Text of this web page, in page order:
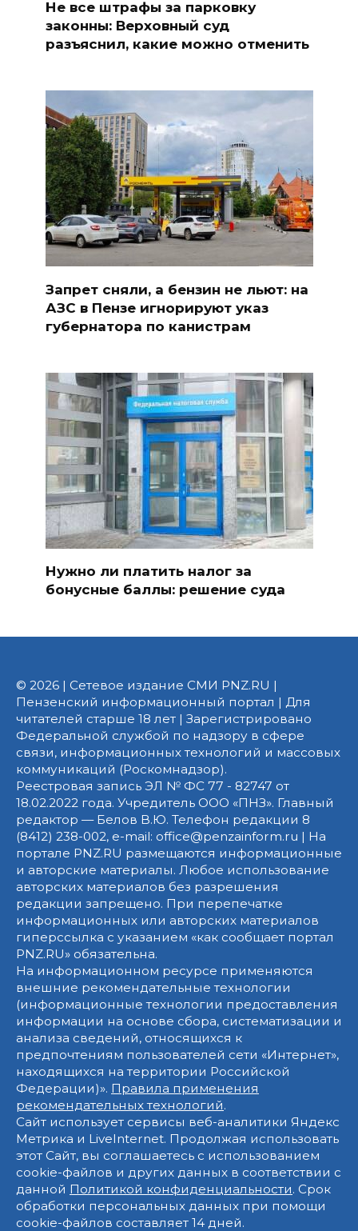
Не все штрафы за парковку
законны: Верховный суд
разъяснил, какие можно отменить
Запрет сняли, а бензин не льют: на
АЗС в Пензе игнорируют указ
губернатора по канистрам
Нужно ли платить налог за
бонусные баллы: решение суда
© 2026 | Сетевое издание СМИ PNZ.RU |
Пензенский информационный портал | Для
читателей старше 18 лет | Зарегистрировано
Федеральной службой по надзору в сфере
связи, информационных технологий и массовых
коммуникаций (Роскомнадзор).
Реестровая запись ЭЛ № ФС 77 - 82747 от
18.02.2022 года. Учредитель ООО «ПНЗ». Главный
редактор — Белов В.Ю. Телефон редакции 8
(8412) 238-002, e-mail: office@penzainform.ru | На
портале PNZ.RU размещаются информационные
и авторские материалы. Любое использование
авторских материалов без разрешения
редакции запрещено. При перепечатке
информационных или авторских материалов
гиперссылка с указанием «как сообщает портал
PNZ.RU» обязательна.
На информационном ресурсе применяются
внешние рекомендательные технологии
(информационные технологии предоставления
информации на основе сбора, систематизации и
анализа сведений, относящихся к
предпочтениям пользователей сети «Интернет»,
находящихся на территории Российской
Федерации)». Правила применения
рекомендательных технологий.
Сайт использует сервисы веб-аналитики Яндекс
Метрика и LiveInternet. Продолжая использовать
этот Сайт, вы соглашаетесь с использованием
cookie-файлов и других данных в соответствии с
данной Политикой конфиденциальности. Срок
обработки персональных данных при помощи
cookie-файлов составляет 14 дней.